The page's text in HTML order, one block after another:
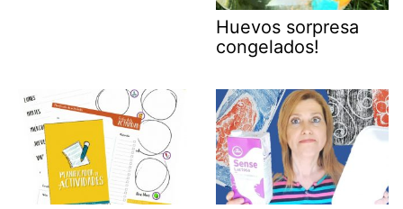
Huevos sorpresa
congelados!